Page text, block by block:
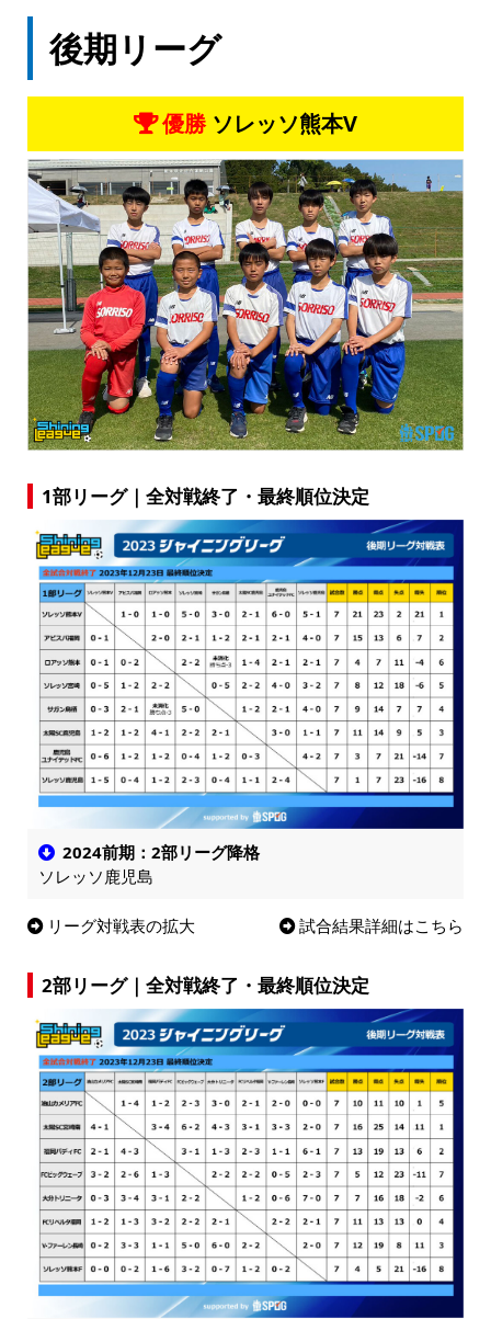
後期リーグ
優勝ソレッソ熊本V
1部リーグ｜全対戦終了・最終順位決定
2024前期：2部リーグ降格
ソレッソ鹿児島
リーグ対戦表の拡大 試合結果詳細はこちら
2部リーグ｜全対戦終了・最終順位決定